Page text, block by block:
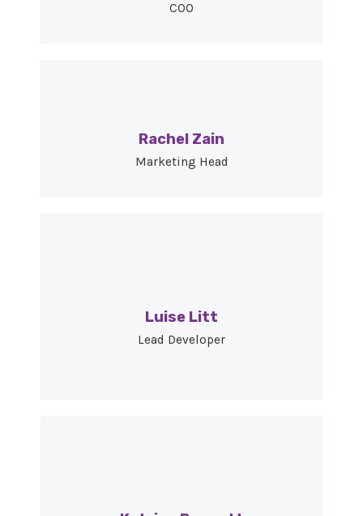
COO
Rachel Zain
Marketing Head
Luise Litt
Lead Developer